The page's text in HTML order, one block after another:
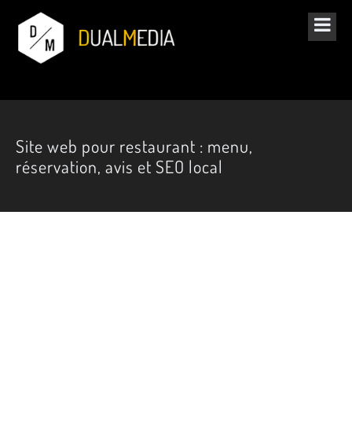
Site web pour restaurant : menu,
réservation, avis et SEO local